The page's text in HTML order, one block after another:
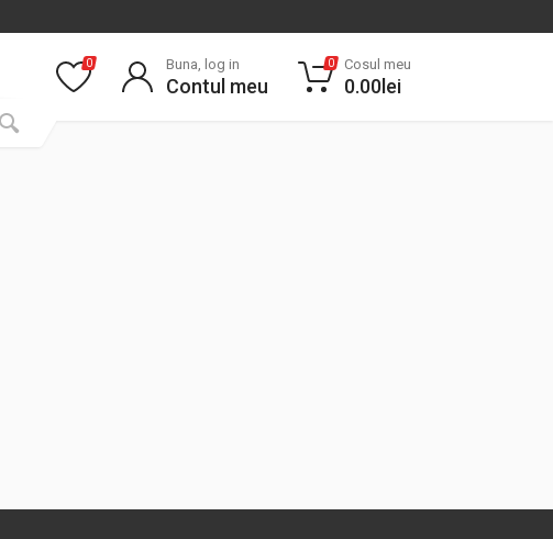
0 Buna, log in
Contul meu
0 Cosul meu
0.00 lei